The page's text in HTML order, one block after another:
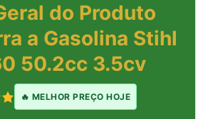
do Produto
a Gasolina Stihl
50.2cc 3.5cv
🔥 MELHOR PREÇO HOJE